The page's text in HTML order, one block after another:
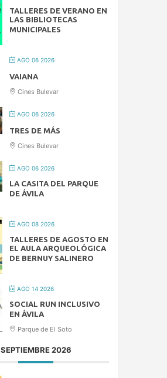
TALLERES DE VERANO EN
LAS BIBLIOTECAS
MUNICIPALES
AGO 06 2026
VAIANA
Cines Bulevar
AGO 06 2026
TRES DE MÁS
Cines Bulevar
AGO 06 2026
LA CASITA DEL PARQUE
DE ÁVILA
AGO 08 2026
TALLERES DE AGOSTO EN
EL AULA ARQUEOLÓGICA
DE BERNUY SALINERO
AGO 14 2026
SOCIAL RUN INCLUSIVO
EN ÁVILA
Parque de El Soto
SEPTIEMBRE 2026